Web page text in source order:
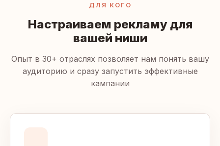
ДЛЯ КОГО
Настраиваем рекламу для
вашей ниши
Опыт в 30+ отраслях позволяет нам понять вашу
аудиторию и сразу запустить эффективные
кампании